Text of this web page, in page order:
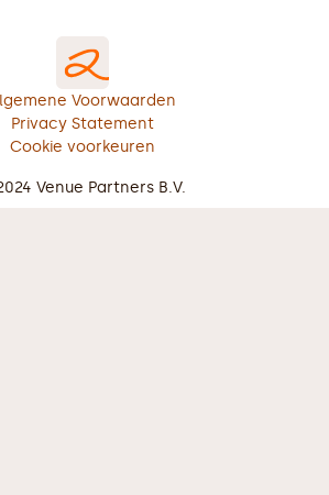
Voorwaarden
Privacy Statement
Cookie voorkeuren
Venue Partners B.V.